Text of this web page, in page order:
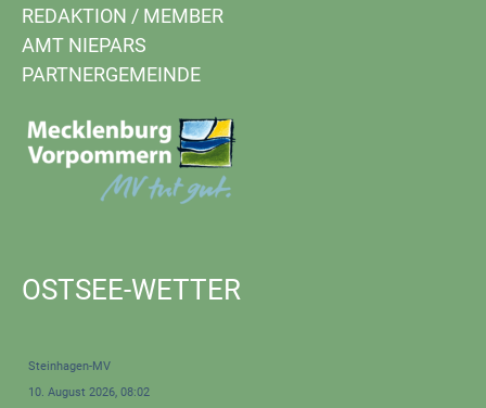
REDAKTION / MEMBER
AMT NIEPARS
PARTNERGEMEINDE
OSTSEE-WETTER
Steinhagen-MV
10. August 2026, 08:02